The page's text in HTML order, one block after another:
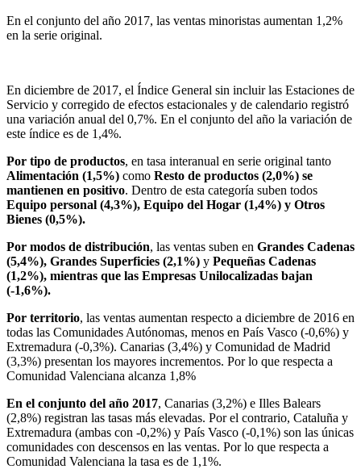
En el conjunto del año 2017, las ventas minoristas aumentan 1,2%
en la serie original.
En diciembre de 2017, el Índice General sin incluir las Estaciones de
Servicio y corregido de efectos estacionales y de calendario registró
una variación anual del 0,7%. En el conjunto del año la variación de
este índice es de 1,4%.
Por tipo de productos, en tasa interanual en serie original tanto
Alimentación (1,5%) como Resto de productos (2,0%) se
mantienen en positivo. Dentro de esta categoría suben todos
Equipo personal (4,3%), Equipo del Hogar (1,4%) y Otros
Bienes (0,5%).
Por modos de distribución, las ventas suben en Grandes Cadenas
(5,4%), Grandes Superficies (2,1%) y Pequeñas Cadenas
(1,2%), mientras que las Empresas Unilocalizadas bajan
(-1,6%).
Por territorio, las ventas aumentan respecto a diciembre de 2016 en
todas las Comunidades Autónomas, menos en País Vasco (-0,6%) y
Extremadura (-0,3%). Canarias (3,4%) y Comunidad de Madrid
(3,3%) presentan los mayores incrementos. Por lo que respecta a
Comunidad Valenciana alcanza 1,8%
En el conjunto del año 2017, Canarias (3,2%) e Illes Balears
(2,8%) registran las tasas más elevadas. Por el contrario, Cataluña y
Extremadura (ambas con -0,2%) y País Vasco (-0,1%) son las únicas
comunidades con descensos en las ventas. Por lo que respecta a
Comunidad Valenciana la tasa es de 1,1%.